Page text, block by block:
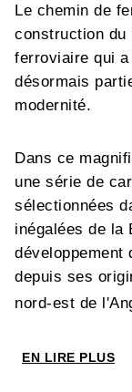
Le chemin de
construction du
ferroviaire qui
désormais
modernité.
Dans ce
une série de
sélectionnées
inégalées de la
développement
depuis ses
nord-est de
mondiaux du XXI
EN LIRE PLUS